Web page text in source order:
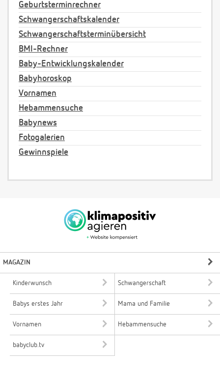
Geburtsterminrechner
Schwangerschaftskalender
Schwangerschaftsterminübersicht
BMI-Rechner
Baby-Entwicklungskalender
Babyhoroskop
Vornamen
Hebammensuche
Babynews
Fotogalerien
Gewinnspiele
MAGAZIN
Kinderwunsch Schwangerschaft
Babys erstes Jahr Mama und Familie
Vornamen Hebammensuche
babyclub.tv